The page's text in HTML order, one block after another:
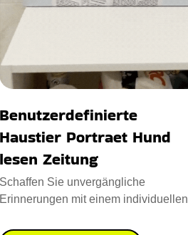
Benutzerdefinierte
Haustier Portraet Hund
lesen Zeitung
Schaffen Sie unvergängliche
Erinnerungen mit einem individuellen